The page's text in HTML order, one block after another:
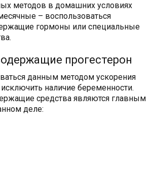
методов в домашних условиях
– воспользоваться
гормоны или специальные
прогестерон
данным методом ускорения
наличие беременности.
средства являются главным
деле: